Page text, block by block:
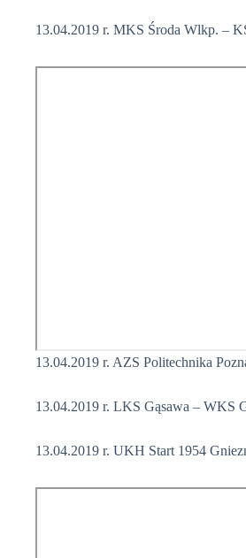
13.04.2019 r. MKS Środa Wlkp. –
13.04.2019 r. AZS Politechnika
13.04.2019 r. LKS Gąsawa – WKS
13.04.2019 r. UKH Start 1954